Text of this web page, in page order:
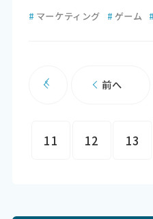
# マーケティング # ゲーム #
前へ
11 12 13